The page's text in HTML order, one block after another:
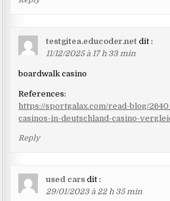
testgitea.educoder.net dit :
11/12/2025 à 17 h 33 min
boardwalk casino
References:
https://sportgalax.com/read-blog/
casinos-in-deutschland-casino-
Reply
used cars dit :
29/01/2023 à 22 h 35 min